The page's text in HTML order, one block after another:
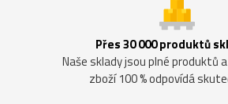
Přes 30 000 produktů
Naše sklady jsou plné produktů
zboží 100 % odpovídá